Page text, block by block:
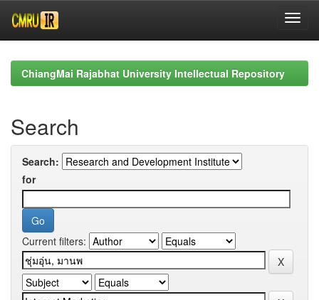
navigationChiangMai Rajabhat University Intellectual Repository
Search
Search:
for
Current filters: